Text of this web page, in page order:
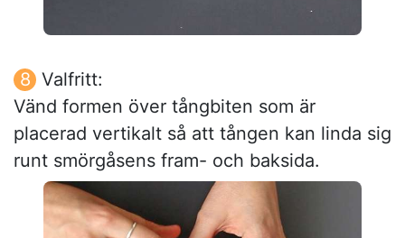
Valfritt:
Vänd formen över tångbiten som är
placerad vertikalt så att tången kan linda sig
runt smörgåsens fram- och baksida.